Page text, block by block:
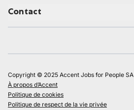
Contact
Copyright © 2025 Accent Jobs for People SA
À propos d’Accent
Politique de cookies
Politique de respect de la vie privée